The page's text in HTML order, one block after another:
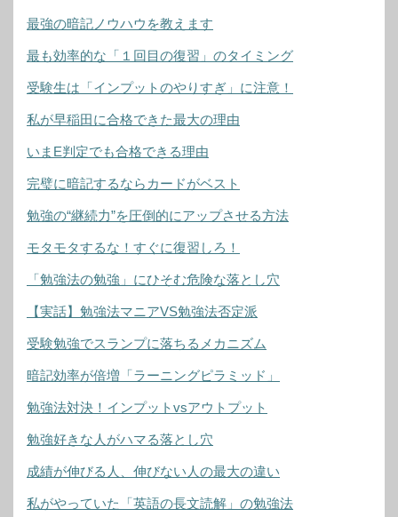
最強の暗記ノウハウを教えます
最も効率的な「１回目の復習」のタイミング
受験生は「インプットのやりすぎ」に注意！
私が早稲田に合格できた最大の理由
いまE判定でも合格できる理由
完璧に暗記するならカードがベスト
勉強の“継続力”を圧倒的にアップさせる方法
モタモタするな！すぐに復習しろ！
「勉強法の勉強」にひそむ危険な落とし穴
【実話】勉強法マニアVS勉強法否定派
受験勉強でスランプに落ちるメカニズム
暗記効率が倍増「ラーニングピラミッド」
勉強法対決！インプットvsアウトプット
勉強好きな人がハマる落とし穴
成績が伸びる人、伸びない人の最大の違い
私がやっていた「英語の長文読解」の勉強法